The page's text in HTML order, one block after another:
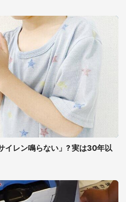
イレン鳴らない」? 実は30年以